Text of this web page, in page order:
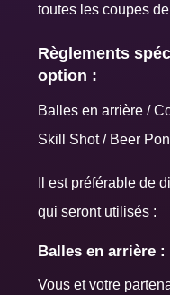
toutes les coupes
Règlements
option :
Balles en arrière /
Skill Shot / Beer
Il est préférable de
qui seront utilisés :
Balles en arrière :
Vous et votre